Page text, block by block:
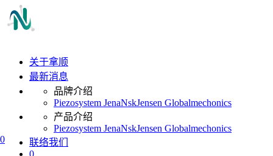
0
关于拿顺
最新消息
品牌介绍
Piezosystem JenaNskJensen Globalmechonics
产品介绍
Piezosystem JenaNskJensen Globalmechonics
联络我们
0